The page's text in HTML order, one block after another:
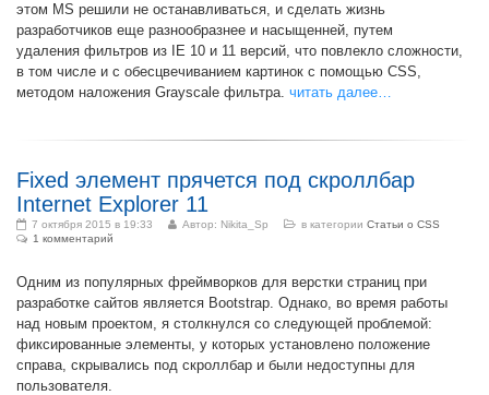
этом MS решили не останавливаться, и сделать жизнь
разработчиков еще разнообразнее и насыщенней, путем
удаления фильтров из IE 10 и 11 версий, что повлекло сложности,
в том числе и с обесцвечиванием картинок с помощью CSS,
методом наложения Grayscale фильтра. читать далее…
Fixed элемент прячется под скроллбар
Internet Explorer 11
7 октября 2015 в 19:33 Автор: Nikita_Sp в категории Статьи о CSS
1 комментарий
Одним из популярных фреймворков для верстки страниц при
разработке сайтов является Bootstrap. Однако, во время работы
над новым проектом, я столкнулся со следующей проблемой:
фиксированные элементы, у которых установлено положение
справа, скрывались под скроллбар и были недоступны для
пользователя.